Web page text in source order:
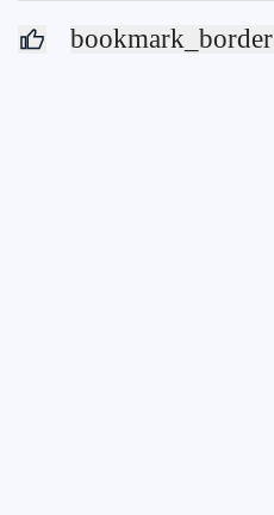
bookmark_border